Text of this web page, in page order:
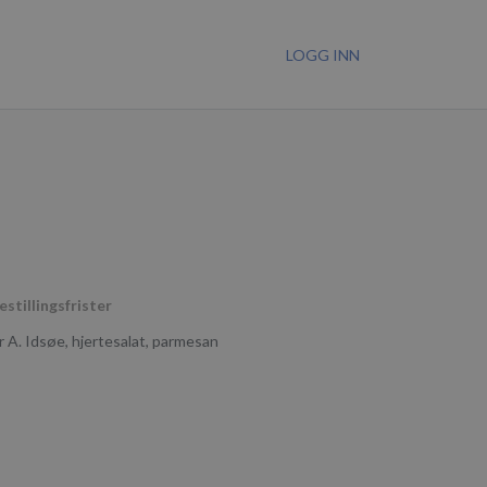
LOGG INN
A. Idsøe, hjertesalat, parmesan